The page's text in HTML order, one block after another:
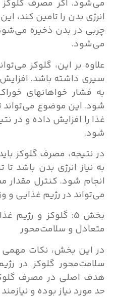
می‌شود. اگر مصرف
انرژی بدن را تامین کند،
چربی در بدن ذخیره
می‌شود.
علاوه بر این، گلوکز
سیری داشته باشد.
به فشار خواهانهای
شود. این موضوع
غذا را افزایش داده و در
شود.
در نتیجه، مصرف گلوکز
به نیاز انرژی بدن باشد
انجام شود. کنترل مقدار
می‌تواند در رژیم غذایی و
بخش 5: گلوکز و
متعادل و سلامت‌محور
در این بخش، نکات
سلامت‌محور گلوکز در
هدف اصلی در مصرف
حد مورد نیاز بوده و